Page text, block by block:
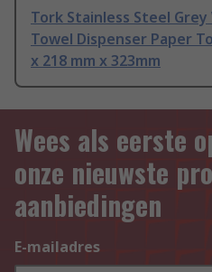
Tork Stainless Steel Grey
Towel Dispenser Paper
x 218 mm x 323mm
Wees als eerste
onze nieuwste
aanbiedingen
E-mailadres